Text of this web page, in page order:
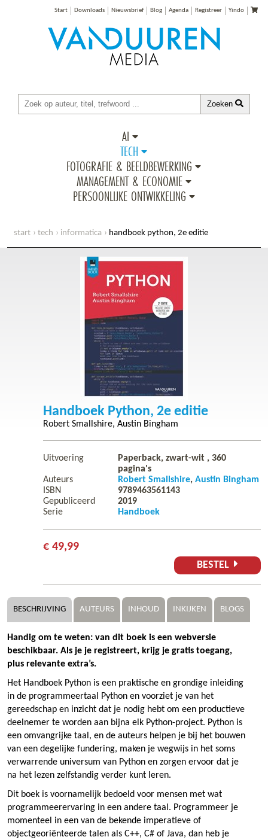
Start Downloads Nieuwsbrief Blog Agenda Registreer Yindo
Zoeken
AI
TECH
FOTOGRAFIE & BEELDBEWERKING
MANAGEMENT & ECONOMIE
PERSOONLIJKE ONTWIKKELING
start tech informatica handboek python, 2e editie
Handboek Python, 2e editie
Robert Smallshire Austin Bingham
Uitvoering Paperback, zwart-wit , 360
pagina's
Auteurs
Robert Smallshire Austin Bingham
ISBN
9789463561143
Gepubliceerd
2019
Serie
Handboek
€ 49,99
BESTEL
BESCHRIJVING AUTEURS INHOUD INKIJKEN BLOGS
Handig om te weten: van dit boek is een webversie
beschikbaar. Als je je registreert, krijg je gratis toegang,
plus relevante extra’s.
Het Handboek Python is een praktische en grondige inleiding
in de programmeertaal Python en voorziet je van het
gereedschap en inzicht dat je nodig hebt om een productieve
deelnemer te worden aan bijna elk Python-project. Python is
een omvangrijke taal, en de auteurs helpen je bij het bouwen
van een degelijke fundering, maken je wegwijs in het soms
verwarrende universum van Python en zorgen ervoor dat je
na het lezen zelfstandig verder kunt leren.
Dit boek is voornamelijk bedoeld voor mensen met wat
programmeerervaring in een andere taal. Programmeer je
momenteel in een van de bekende imperatieve of
objectgeoriënteerde talen als C++, C# of Java, dan heb je